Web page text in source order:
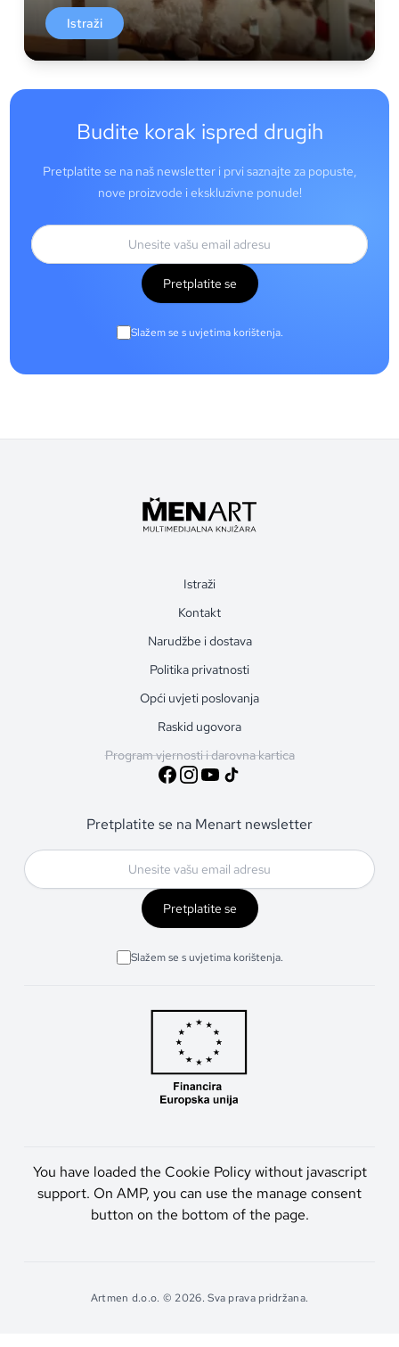
Istraži
Budite korak ispred drugih
Pretplatite se na naš newsletter i prvi saznajte za popuste,
nove proizvode i ekskluzivne ponude!
Pretplatite se
Slažem se s uvjetima korištenja.
Istraži
Kontakt
Narudžbe i dostava
Politika privatnosti
Opći uvjeti poslovanja
Raskid ugovora
Program vjernosti i darovna kartica
Pretplatite se na Menart newsletter
Pretplatite se
Slažem se s uvjetima korištenja.
You have loaded the Cookie Policy without javascript
support. On AMP, you can use the manage consent
button on the bottom of the page.
Artmen d.o.o. © 2026. Sva prava pridržana.